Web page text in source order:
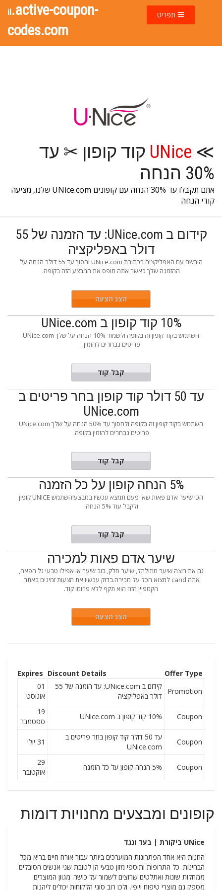
il.active-coupon-
codes.com
תפריט
≫
UNice קוד קופון ✂ עד
30% הנחה
אתם תקבלו עד 30% הנחה עם קופונים UNice.com שלנו, מציעה
קודי הנחה
קידום ב UNice.com: עד הזמנה של 55
דולר באפליקציה
הירשם עם האפליקציה בכתובת UNice.com וחסוך עד 55 דולר הנחה על
ההזמנה שלך כאשר אתה תופס את המבצע הזה בקופה.
הצג הצעה
10% קוד קופון ב UNice.com
השתמש בקוד קופון זה בקופה ולשמור 10% הנחה על שלך UNice.com
פריטים נבחרים להזמין.
EXUE10קבל קוד
עד 50 דולר קוד קופון בחר פריטים ב
UNice.com
השתמש בקוד קופון זה בקופה ולחסוך עד 50% הנחה על שלך UNice.com
פריטים נבחרים להזמין בקופה.
LABORקבל קוד
5% הנחה קופון על כל הזמנה
הכי שיער אדם פאות שאי פעם תמצא עכשיו במבצע!השתמש UNICE קופון
ולקבל עוד 5% הנחה.
SP5 קבל קוד
שיער אדם פאות למכירה
גם את רוצה שיער מתולתל, שיער חלק, בוב שיער או אפילו טבעי גל הפאה,
אתה cand למצוא הכל על מכירה.בדוק עכשיו את הצעות זמינים באתר.
הקמפיין הזה הוא תקף ללא פרומו קוד.
הצג הצעה
Offer Type
Discount Details
Expires
Promotion
קידום ב UNice.com: עד הזמנה של 55
דולר באפליקציה
01
אוגוסט
Coupon 10% קוד קופון ב UNice.com
19
ספטמבר
Coupon
עד 50 דולר קוד קופון בחר פריטים ב
UNice.com
31 יולי
Coupon 5% הנחה קופון על כל הזמנה
29
אוקטובר
קופונים ומבצעים מחנויות דומות
UNice ביקורת | בעד ונגד
החנות היא אחד הפתרונות המוערכים ביותר עבור אורח חיים בריא מכל
הבחינות. כל התרופות ותוספי מזון טבעי הן לטובת שני אנשים הסובלים
ממחלות שונות ואתלטים שרוצים לשמור על כושר. מגוון המוצרים
מספק גם מוצרי טיפוח ויופי, ולכן רוב סוגי הלקוחות יכולים ליהנות